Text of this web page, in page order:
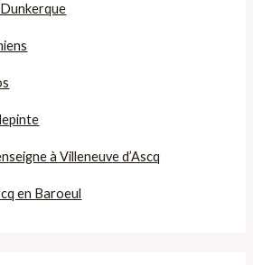
à Villeneuve d’Ascq
en Baroeul